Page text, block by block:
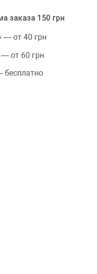
заказа 150 грн
— от 40 грн
от 60 грн
бесплатно